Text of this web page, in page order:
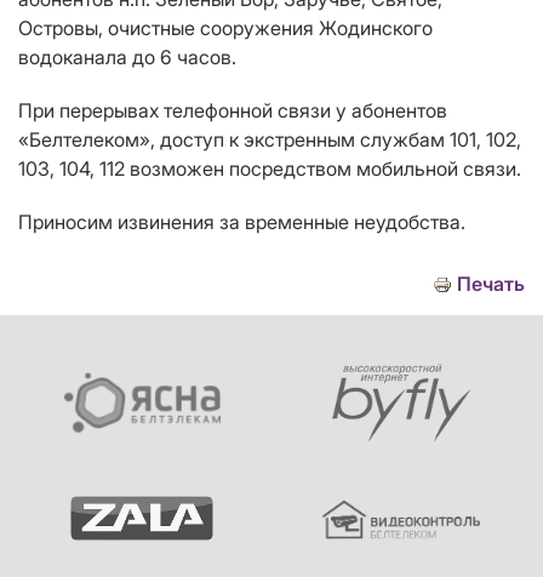
Островы, очистные сооружения Жодинского
водоканала до 6 часов.
При перерывах телефонной связи у абонентов
«Белтелеком», доступ к экстренным службам 101, 102,
103, 104, 112 возможен посредством мобильной связи.
Приносим извинения за временные неудобства.
Печать